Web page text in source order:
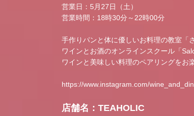
営業日：5月27日（土）
営業時間：18時30分～22時00分
手作りパンと体に優しいお料理の教室「
ワインとお酒のオンラインスクール「
ワインと美味しい料理のペアリングをお
https://www.instagram.com/
店舗名：TEAHOLIC